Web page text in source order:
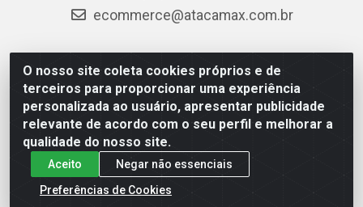
O nosso site coleta cookies próprios e de
terceiros para proporcionar uma experiência
personalizada ao usuário, apresentar publicidade
relevante de acordo com o seu perfil e melhorar a
qualidade do nosso site.
Aceito
Negar não essenciais
Preferências de Cookies
ecommerce@atacamax.com.br
Atacamax Importadora de Alimentos LTDA - RODOVIA BR-
101 - SUL, KM 79,60 GP E GALPAO:D - Muribeca, Jaboatão dos
Guararapes - PE, 54355-010 - CNPJ 08.305.623/0001-84